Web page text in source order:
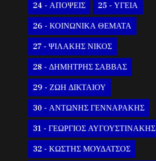
24 - ΑΠΟΨΕΙΣ 25 - ΥΓΕΙΑ
26 - ΚΟΙΝΩΝΙΚΑ ΘΕΜΑΤΑ
27 - ΨΙΛΑΚΗΣ ΝΙΚΟΣ
28 - ΔΗΜΗΤΡΗΣ ΣΑΒΒΑΣ
29 - ΖΩΗ ΔΙΚΤΑΙΟΥ
30 - ΑΝΤΩΝΗΣ ΓΕΝΝΑΡΑΚΗΣ
31 - ΓΕΩΡΓΙΟΣ ΑΥΓΟΥΣΤΙΝΑΚΗΣ
32 - ΚΩΣΤΗΣ ΜΟΥΔΑΤΣΟΣ